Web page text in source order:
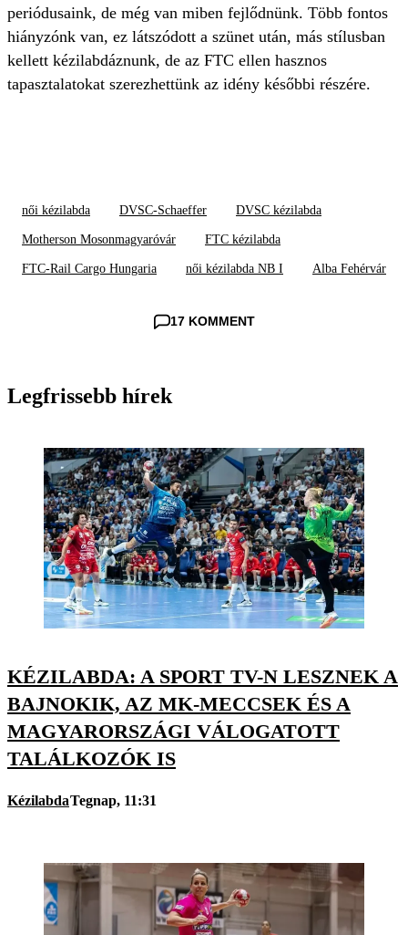
periódusaink, de még van miben fejlődnünk. Több fontos
hiányzónk van, ez látszódott a szünet után, más stílusban
kellett kézilabdáznunk, de az FTC ellen hasznos
tapasztalatokat szerezhettünk az idény későbbi részére.
női kézilabda DVSC-Schaeffer DVSC kézilabda
Motherson Mosonmagyaróvár FTC kézilabda
FTC-Rail Cargo Hungaria női kézilabda NB I Alba Fehérvár
17 KOMMENT
Legfrissebb hírek
KÉZILABDA: A SPORT TV-N LESZNEK A
BAJNOKIK, AZ MK-MECCSEK ÉS A
MAGYARORSZÁGI VÁLOGATOTT
TALÁLKOZÓK IS
KézilabdaTegnap, 11:31